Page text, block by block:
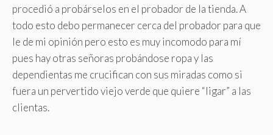
procedió a probárselos en el probador de la tienda. A
todo esto debo permanecer cerca del probador para que
le de mi opinión pero esto es muy incomodo para mí
pues hay otras señoras probándose ropa y las
dependientas me crucifican con sus miradas como si
fuera un pervertido viejo verde que quiere “ligar” a las
clientas.